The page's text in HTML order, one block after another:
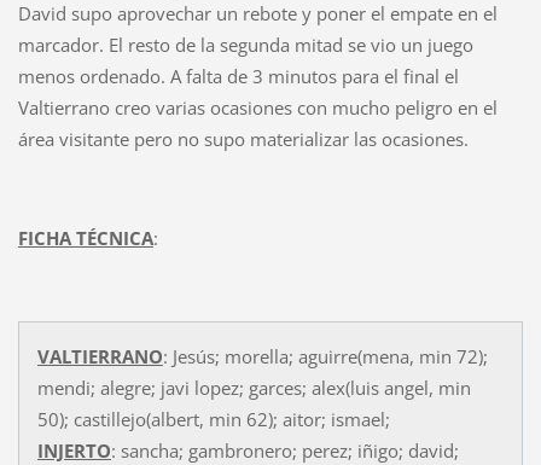
David supo aprovechar un rebote y poner el empate en el
marcador. El resto de la segunda mitad se vio un juego
menos ordenado. A falta de 3 minutos para el final el
Valtierrano creo varias ocasiones con mucho peligro en el
área visitante pero no supo materializar las ocasiones.
FICHA TÉCNICA:
VALTIERRANO: Jesús; morella; aguirre(mena, min 72);
mendi; alegre; javi lopez; garces; alex(luis angel, min
50); castillejo(albert, min 62); aitor; ismael;
INJERTO: sancha; gambronero; perez; iñigo; david;